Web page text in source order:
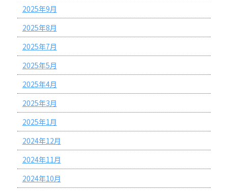
2025年9月
2025年8月
2025年7月
2025年5月
2025年4月
2025年3月
2025年1月
2024年12月
2024年11月
2024年10月